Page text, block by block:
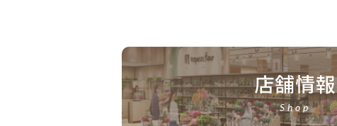
店舗情報
Shop